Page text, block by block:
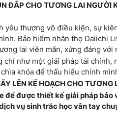
ĐẮP CHO TƯƠNG LAI
yêu thương vô điều kiện, sự
Bảo hiểm nhân thọ Daiichi
lai viên mãn, xứng đáng với
như một giải pháp tài
khóa để thấu hiểu chính
LÊN KẾ HOẠCH CHO
để được thiết kế giải pháp bảo
vụ sinh trắc học vân tay